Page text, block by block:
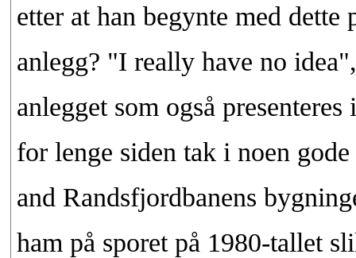
etter at han begynte med
anlegg? "I really have no
anlegget som også
for lenge siden tak i noen
and Randsfjordbanens
ham på sporet på 1980-tallet